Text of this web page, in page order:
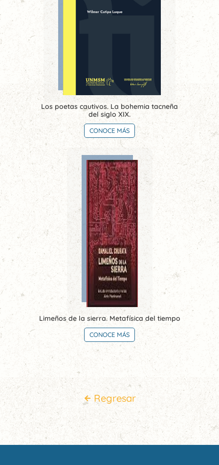
Los poetas cautivos. La bohemia tacneña
del siglo XIX.
CONOCE MÁS
Limeños de la sierra. Metafísica del tiempo
CONOCE MÁS
Regresar